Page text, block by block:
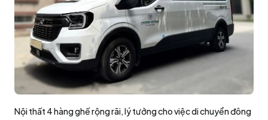
Nội thất 4 hàng ghế rộng rãi, lý tưởng cho việc di chuyển đông